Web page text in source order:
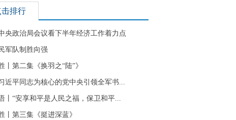
击排行
央政治局会议看下半年经济工作着力点
军队制胜向强
丨第二集《换羽之“陆”》
近平同志为核心的党中央引领全军书...
丨“安享和平是人民之福，保卫和平...
丨第三集《挺进深蓝》